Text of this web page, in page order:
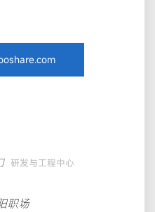
研发与工程中心
职场